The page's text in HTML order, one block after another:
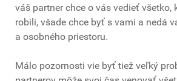
váš partner chce o vás vedieť všetko,
robili, všade chce byť s vami a nedá
a osobného priestoru.
Málo pozornosti vie byť tiež veľký